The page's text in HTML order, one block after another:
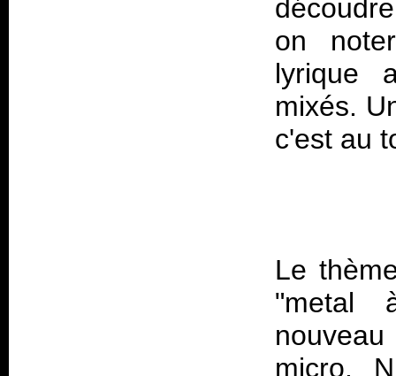
on
lyrique
mixés.
c'est au
Le
"metal
micro.